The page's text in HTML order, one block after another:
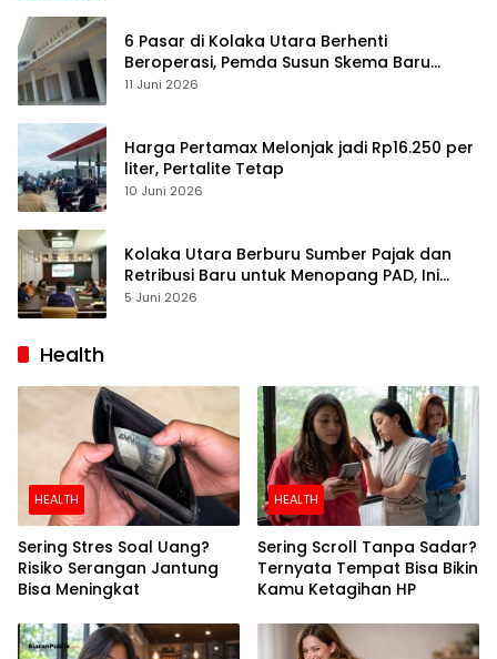
6 Pasar di Kolaka Utara Berhenti
Beroperasi, Pemda Susun Skema Baru
Pulihkan Perdagangan
11 Juni 2026
Harga Pertamax Melonjak jadi Rp16.250 per
liter, Pertalite Tetap
10 Juni 2026
Kolaka Utara Berburu Sumber Pajak dan
Retribusi Baru untuk Menopang PAD, Ini
Daftarnya
5 Juni 2026
Health
HEALTH
Sering Stres Soal Uang?
Risiko Serangan Jantung
Bisa Meningkat
HEALTH
Sering Scroll Tanpa Sadar?
Ternyata Tempat Bisa Bikin
Kamu Ketagihan HP